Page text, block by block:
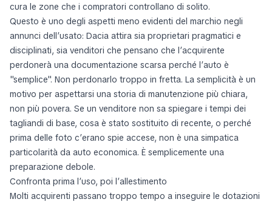
cura le zone che i compratori controllano di solito.
Questo è uno degli aspetti meno evidenti del marchio negli
annunci dell’usato: Dacia attira sia proprietari pragmatici e
disciplinati, sia venditori che pensano che l’acquirente
perdonerà una documentazione scarsa perché l’auto è
"semplice". Non perdonarlo troppo in fretta. La semplicità è un
motivo per aspettarsi una storia di manutenzione più chiara,
non più povera. Se un venditore non sa spiegare i tempi dei
tagliandi di base, cosa è stato sostituito di recente, o perché
prima delle foto c’erano spie accese, non è una simpatica
particolarità da auto economica. È semplicemente una
preparazione debole.
Confronta prima l’uso, poi l’allestimento
Molti acquirenti passano troppo tempo a inseguire le dotazioni